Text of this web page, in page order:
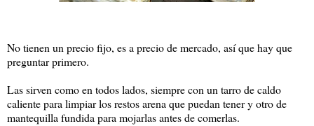
No tienen un precio fijo, es a precio de mercado, así que hay que
preguntar primero.
Las sirven como en todos lados, siempre con un tarro de caldo
caliente para limpiar los restos arena que puedan tener y otro de
mantequilla fundida para mojarlas antes de comerlas.